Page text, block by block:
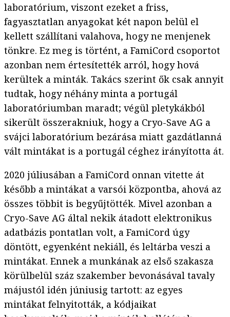
laboratórium, viszont ezeket a friss,
fagyasztatlan anyagokat két napon belül el
kellett szállítani valahova, hogy ne menjenek
tönkre. Ez meg is történt, a FamiCord csoportot
azonban nem értesítették arról, hogy hová
kerültek a minták. Takács szerint ők csak annyit
tudtak, hogy néhány minta a portugál
laboratóriumban maradt; végül pletykákból
sikerült összerakniuk, hogy a Cryo-Save AG a
svájci laboratórium bezárása miatt gazdátlanná
vált mintákat is a portugál céghez irányította át.
2020 júliusában a FamiCord onnan vitette át
később a mintákat a varsói központba, ahová az
összes többit is begyűjtötték. Mivel azonban a
Cryo-Save AG által nekik átadott elektronikus
adatbázis pontatlan volt, a FamiCord úgy
döntött, egyenként nekiáll, és leltárba veszi a
mintákat. Ennek a munkának az első szakasza
körülbelül száz szakember bevonásával tavaly
májustól idén júniusig tartott: az egyes
mintákat felnyitották, a kódjaikat